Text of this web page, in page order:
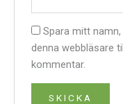
Spara mitt
denna webbläsare
kommentar.